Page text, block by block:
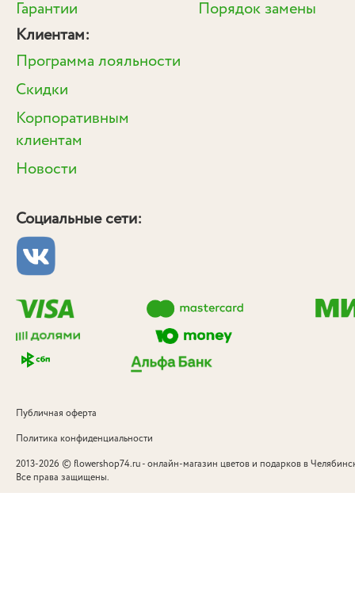
Гарантии
Порядок замены
Клиентам:
Программа лояльности
Скидки
Корпоративным
клиентам
Новости
Социальные сети:
Публичная оферта
Политика конфиденциальности
2013-2026 © flowershop74.ru - онлайн-магазин цветов и подарков в
Все права защищены.